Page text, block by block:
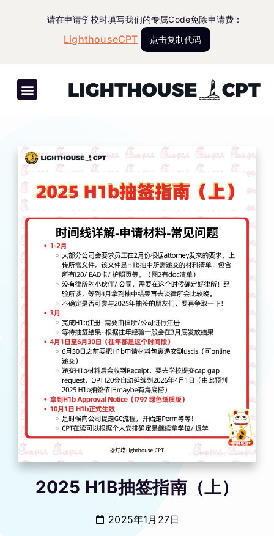
请在申请学校时填写我们的专属Code免除申请费：
LighthouseCPT 点击复制代码
2025 H1B抽签指南（上）
2025年1月27日